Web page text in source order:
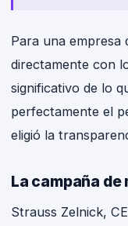
Para una empresa
directamente con
significativo de lo
perfectamente el
eligió la
La campaña
Strauss Zelnick,